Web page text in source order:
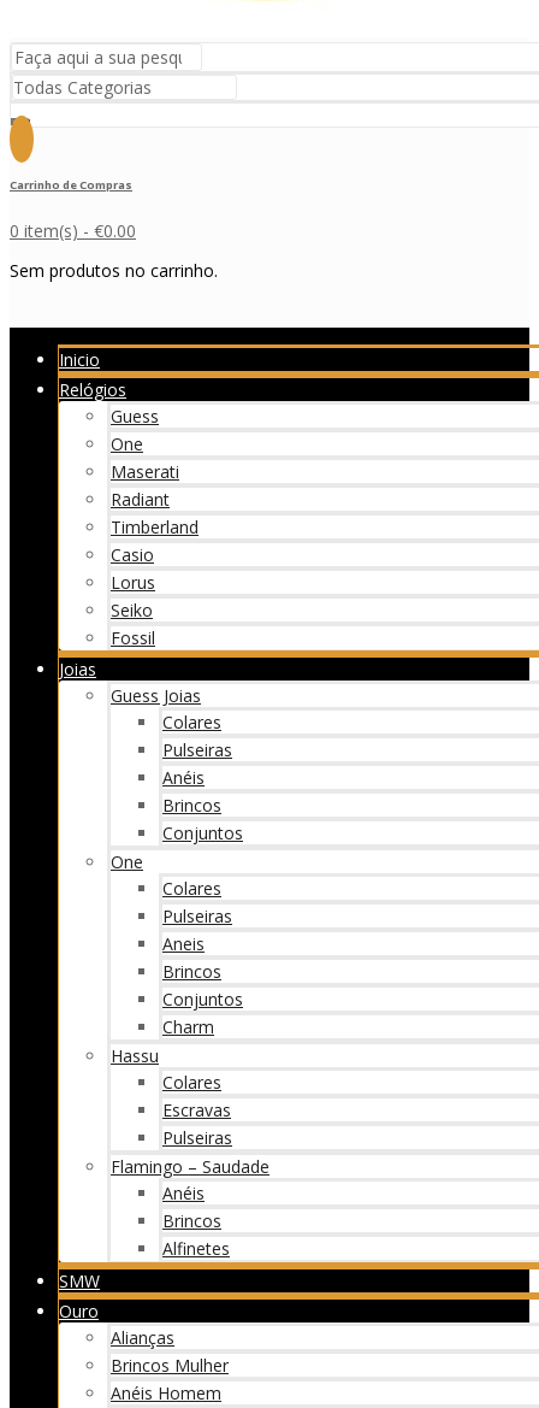
Carrinho de Compras
0 item(s) - €0.00
Sem produtos no carrinho.
Inicio
Relógios
Guess
One
Maserati
Radiant
Timberland
Casio
Lorus
Seiko
Fossil
Joias
Guess Joias
Colares
Pulseiras
Anéis
Brincos
Conjuntos
One
Colares
Pulseiras
Aneis
Brincos
Conjuntos
Charm
Hassu
Colares
Escravas
Pulseiras
Flamingo – Saudade
Anéis
Brincos
Alfinetes
SMW
Ouro
Alianças
Brincos Mulher
Anéis Homem